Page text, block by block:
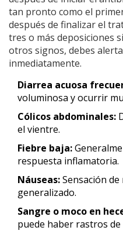
tan pronto como el
después de finalizar el
tres o más deposiciones
otros signos, debes
inmediatamente.
Diarrea acuosa
voluminosa y ocurrir
Cólicos abdominales:
el vientre.
Fiebre baja:
respuesta inflamatoria.
Náuseas:Sensación
generalizado.
Sangre o moco en
puede haber rastros de